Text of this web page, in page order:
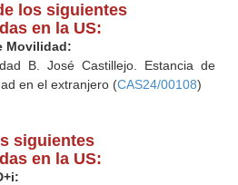
los siguientes
en la US:
Movilidad:
B. José Castillejo. Estancia de
en el extranjero (CAS24/00108)
siguientes
en la US: